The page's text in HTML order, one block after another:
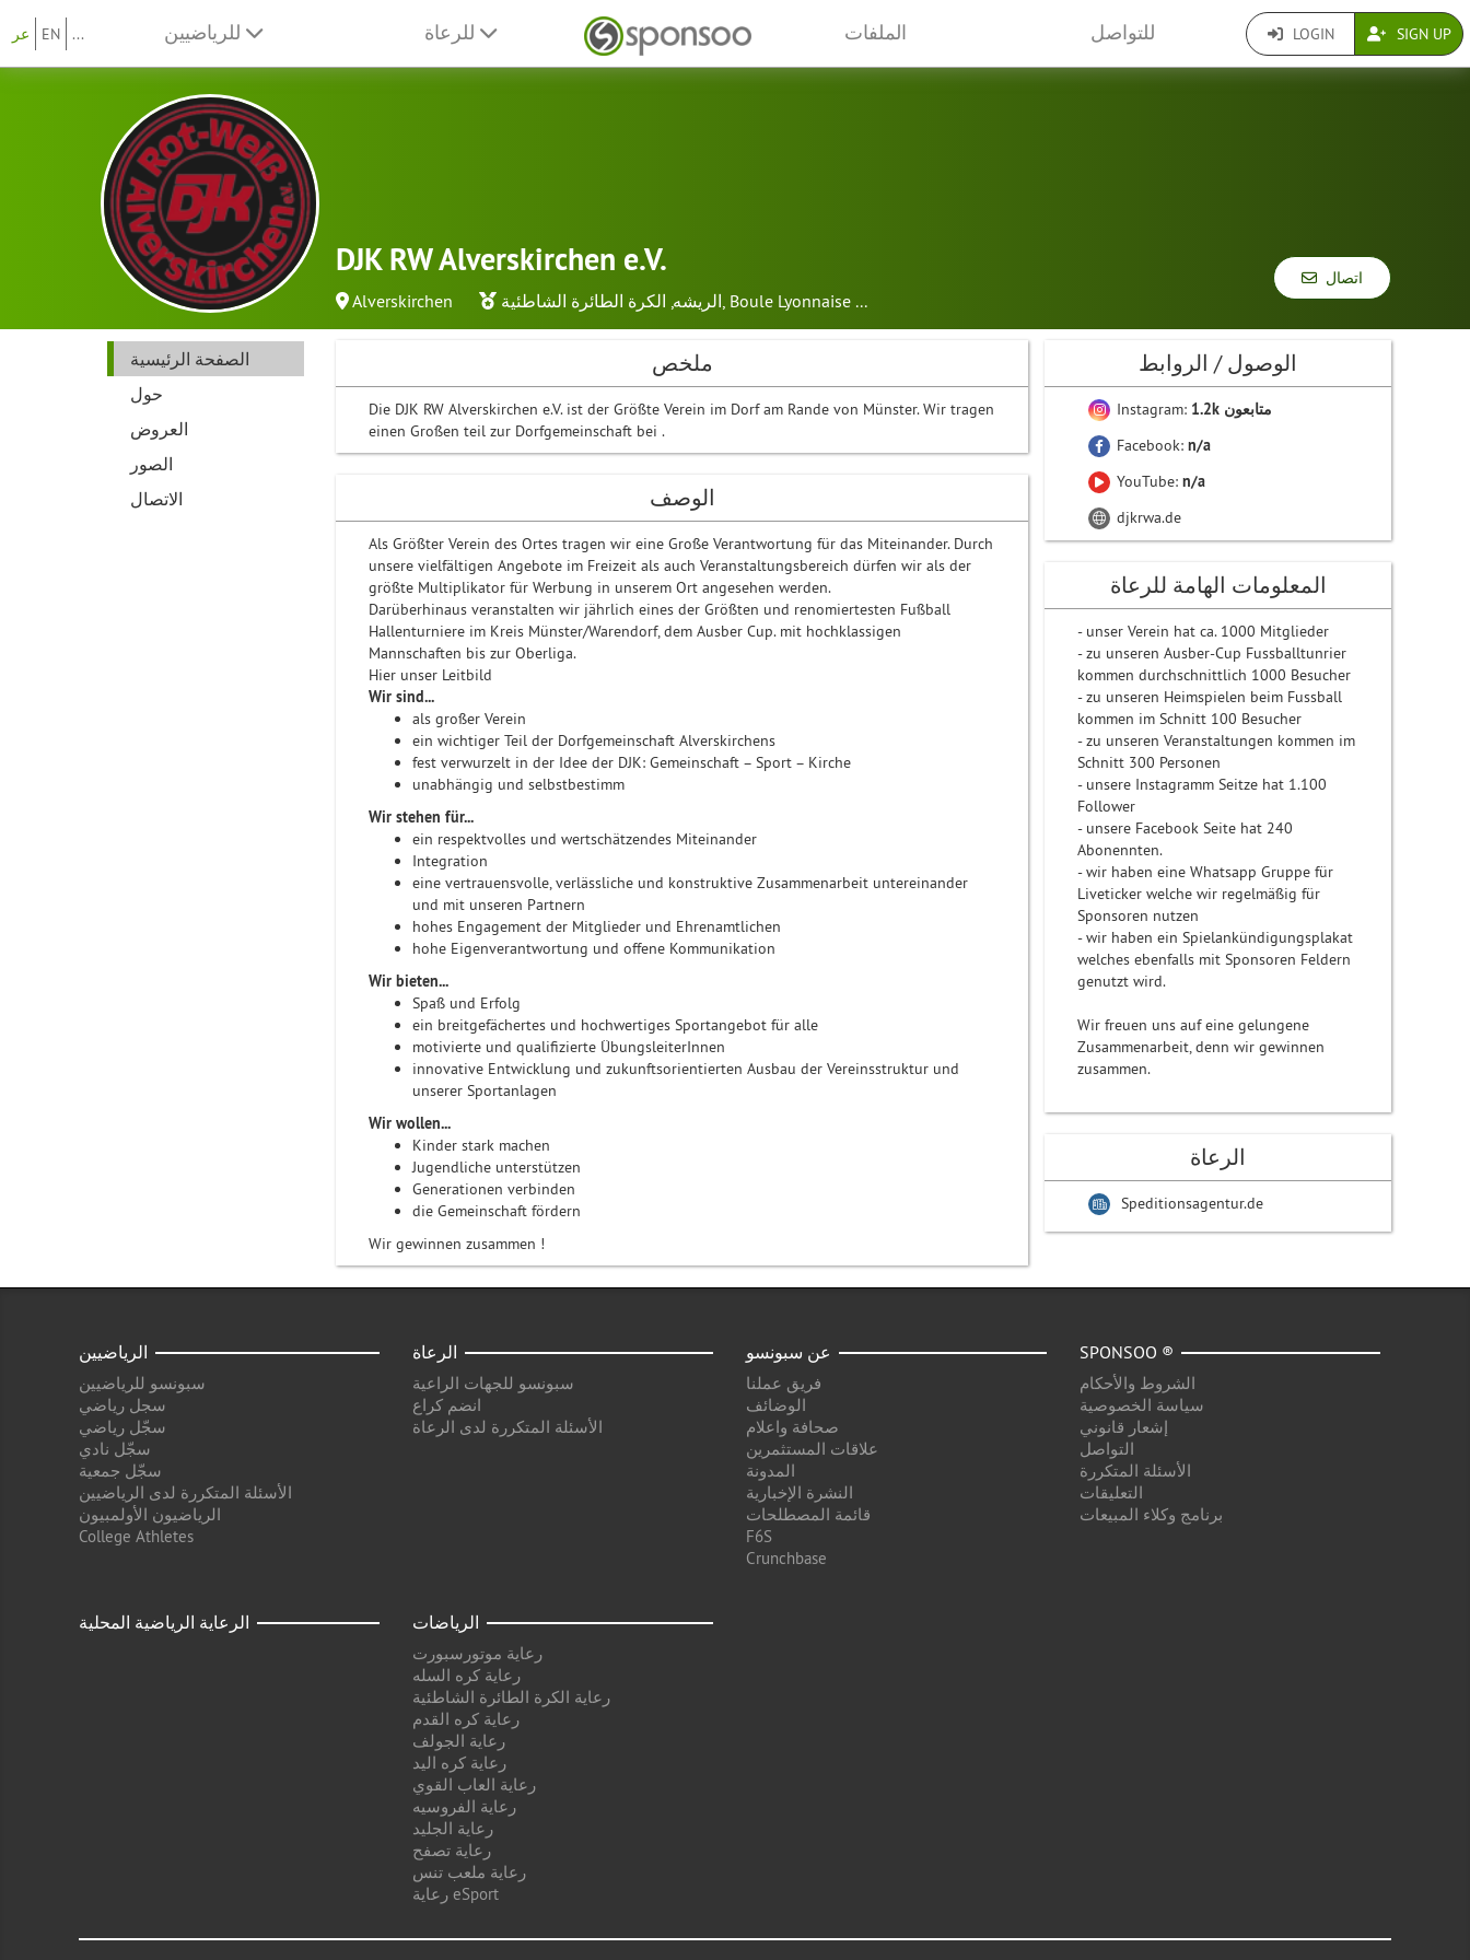
عر EN ... الملفات للتواصل LOGIN SIGN UP
DJK RW Alverskirchen e.V.
Alverskirchen الريشه, الكرة الطائرة الشاطئية , Boule Lyonnaise ...
اتصال
الصفحة الرئيسية
حول
العروض
الصور
الاتصال
ملخص
Die DJK RW Alverskirchen e.V. ist der Größte Verein im Dorf am Rande von Münster. Wir tragen
einen Großen teil zur Dorfgemeinschaft bei .
الوصف
Als Größter Verein des Ortes tragen wir eine Große Verantwortung für das Miteinander. Durch
unsere vielfältigen Angebote im Freizeit als auch Veranstaltungsbereich dürfen wir als der
größte Multiplikator für Werbung in unserem Ort angesehen werden.
Darüberhinaus veranstalten wir jährlich eines der Größten und renomiertesten Fußball
Hallenturniere im Kreis Münster/Warendorf, dem Ausber Cup. mit hochklassigen
Mannschaften bis zur Oberliga.
Hier unser Leitbild
Wir sind...
als großer Verein
ein wichtiger Teil der Dorfgemeinschaft Alverskirchens
fest verwurzelt in der Idee der DJK: Gemeinschaft – Sport – Kirche
unabhängig und selbstbestimm
Wir stehen für...
ein respektvolles und wertschätzendes Miteinander
Integration
eine vertrauensvolle, verlässliche und konstruktive Zusammenarbeit untereinander
und mit unseren Partnern
hohes Engagement der Mitglieder und Ehrenamtlichen
hohe Eigenverantwortung und offene Kommunikation
Wir bieten...
Spaß und Erfolg
ein breitgefächertes und hochwertiges Sportangebot für alle
motivierte und qualifizierte ÜbungsleiterInnen
innovative Entwicklung und zukunftsorientierten Ausbau der Vereinsstruktur und
unserer Sportanlagen
Wir wollen...
Kinder stark machen
Jugendliche unterstützen
Generationen verbinden
die Gemeinschaft fördern
Wir gewinnen zusammen !
الوصول / الروابط
Instagram:
1.2k متابعون
Facebook:n/a
YouTube:n/a
djkrwa.de
المعلومات الهامة للرعاة
- unser Verein hat ca. 1000 Mitglieder
- zu unseren Ausber-Cup Fussballtunrier
kommen durchschnittlich 1000 Besucher
- zu unseren Heimspielen beim Fussball
kommen im Schnitt 100 Besucher
- zu unseren Veranstaltungen kommen im
Schnitt 300 Personen
- unsere Instagramm Seitze hat 1.100
Follower
- unsere Facebook Seite hat 240
Abonennten.
- wir haben eine Whatsapp Gruppe für
Liveticker welche wir regelmäßig für
Sponsoren nutzen
- wir haben ein Spielankündigungsplakat
welches ebenfalls mit Sponsoren Feldern
genutzt wird.
Wir freuen uns auf eine gelungene
Zusammenarbeit, denn wir gewinnen
zusammen.
الرعاة
Speditionsagentur.de
الرياضيين
سبونسو للرياضيين
سجل رياضي
سجّل رياضي
سجّل نادي
سجّل جمعية
الأسئلة المتكررة لدى الرياضيين
الرياضيون الأولمبيون
College Athletes
الرعاة
سبونسو للجهات الراعية
انضم كراع
الأسئلة المتكررة لدى الرعاة
عن سبونسو
فريق عملنا
الوضائف
صحافة واعلام
علاقات المستثمرين
المدونة
النشرة الإخبارية
قائمة المصطلحات
F6S
Crunchbase
SPONSOO ®
الشروط والأحكام
سياسة الخصوصية
إشعار قانوني
التواصل
الأسئلة المتكررة
التعليقات
برنامج وكلاء المبيعات
الرعاية الرياضية المحلية الرياضات
رعاية موتورسبورت
رعاية كره السله
رعاية الكرة الطائرة الشاطئية
رعاية كره القدم
رعاية الجولف
رعاية كره اليد
رعاية العاب القوي
رعاية الفروسيه
رعاية الجليد
رعاية تصفح
رعاية ملعب تنس
رعاية eSport